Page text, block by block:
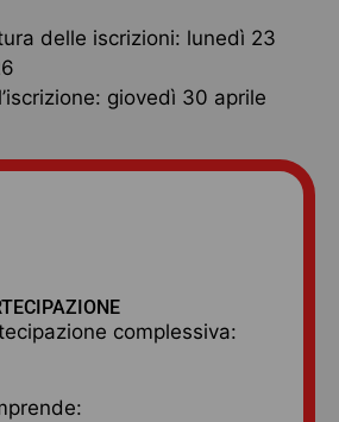
delle iscrizioni: lunedì 23
giovedì 30 aprile
complessiva: